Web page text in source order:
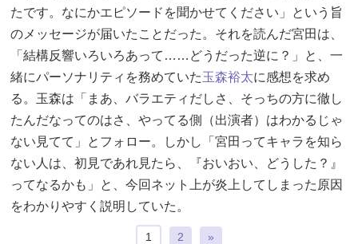
たです。なにかエピソードを聞かせてください」という旨
のメッセージが届いたことだった。それを読んだ宮田は、
「結構反響いろいろあって……どうだった逆に？」と、一
緒にパーソナリティを務めていた玉森裕太に感想を求め
る。玉森は「まあ、バラエティだしさ、そっちの方に徹し
たんだなってのはさ、やってる側（出演者）はわかるじゃ
ない見てて」とフォロー。しかし「宮田ってキャラを知ら
ない人は、初見であれ見たら、『おいおい、どうした？』
ってなるかも」と、今回ネット上が炎上してしまった原因
をわかりやすく説明していた。
1 2 »